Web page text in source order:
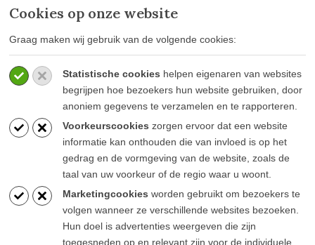
Cookies op onze website
Graag maken wij gebruik van de volgende cookies:
Statistische cookies helpen eigenaren van websites
begrijpen hoe bezoekers hun website gebruiken, door
anoniem gegevens te verzamelen en te rapporteren.
Voorkeurscookies zorgen ervoor dat een website
informatie kan onthouden die van invloed is op het
gedrag en de vormgeving van de website, zoals de
taal van uw voorkeur of de regio waar u woont.
Marketingcookies worden gebruikt om bezoekers te
volgen wanneer ze verschillende websites bezoeken.
Hun doel is advertenties weergeven die zijn
toegesneden op en relevant zijn voor de individuele
Retourbeleid
Betaalwijzen
Blijf op de hoogte